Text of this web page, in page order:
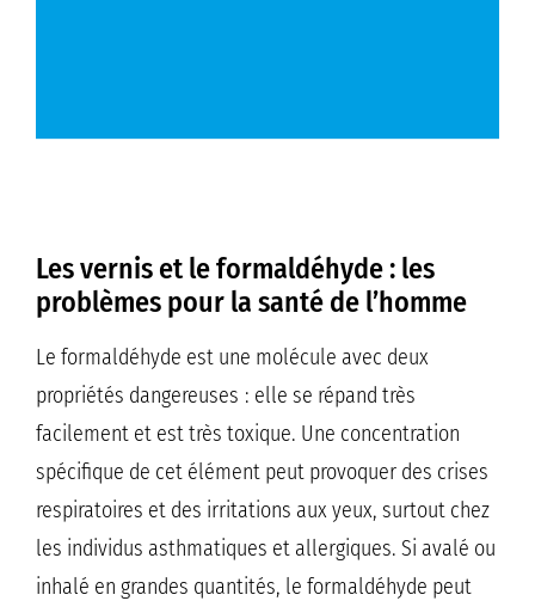
Les vernis et le formaldéhyde : les
problèmes pour la santé de l’homme
Le formaldéhyde est une molécule avec deux
propriétés dangereuses : elle se répand très
facilement et est très toxique. Une concentration
spécifique de cet élément peut provoquer des crises
respiratoires et des irritations aux yeux, surtout chez
les individus asthmatiques et allergiques. Si avalé ou
inhalé en grandes quantités, le formaldéhyde peut